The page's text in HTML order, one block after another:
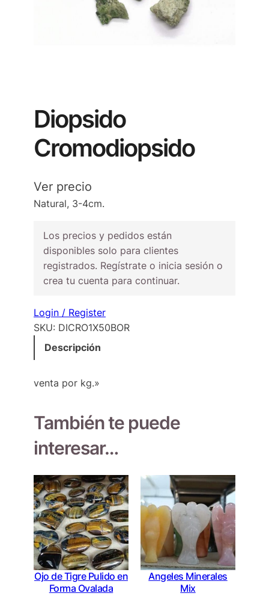
Diopsido
Cromodiopsido
Ver precio
Natural, 3-4cm.
Los precios y pedidos están
disponibles solo para clientes
registrados. Regístrate o inicia sesión o
crea tu cuenta para continuar.
Login / Register
SKU: DICRO1X50BOR
Descripción
venta por kg.»
También te puede
interesar…
Ojo de Tigre Pulido en
Forma Ovalada
Angeles Minerales
Mix